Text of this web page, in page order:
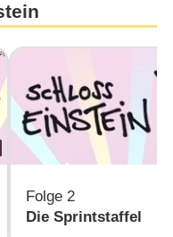
Folge 2
Die Sprintstaffel